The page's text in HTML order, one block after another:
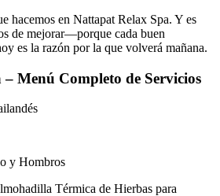
hacemos en Nattapat Relax Spa. Y es
de mejorar—porque cada buen
es la razón por la que volverá mañana.
Menú Completo de Servicios
y Hombros
Térmica de Hierbas para